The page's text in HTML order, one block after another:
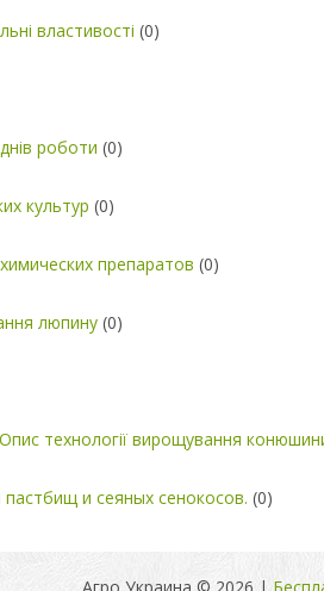
властивості (0)
роботи (0)
культур (0)
препаратов (0)
люпину (0)
технології вирощування
и сеяных сенокосов. (0)